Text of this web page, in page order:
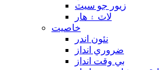
زيور جو سيٽ
لاٽ ۽ هار
خاصيت
نئون اندر
ضروري انداز
بي وقت انداز